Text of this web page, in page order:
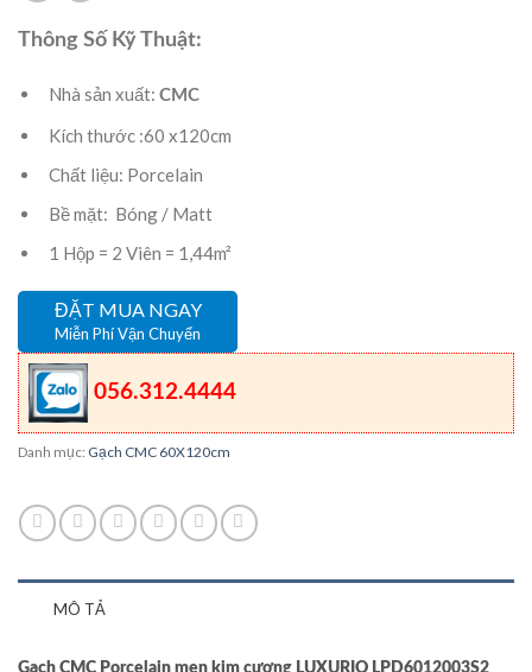
Thông Số Kỹ Thuật:
Nhà sản xuất: CMC
Kích thước :60 x120cm
Chất liệu: Porcelain
Bề mặt: Bóng / Matt
1 Hộp = 2 Viên = 1,44m²
ĐẶT MUA NGAY
Miễn Phí Vận Chuyển
056.312.4444
Danh mục: Gạch CMC 60X120cm
MÔ TẢ